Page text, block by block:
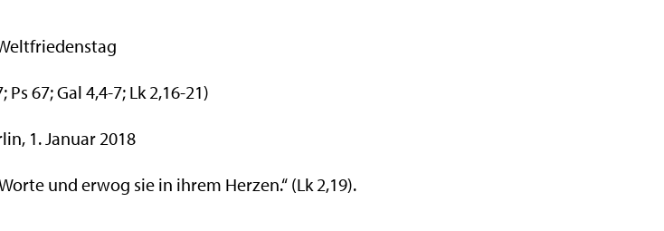
Ps 67; Gal 4,4-7; Lk 2,16-21)
1. Januar 2018
und erwog sie in ihrem Herzen.“ (Lk 2,19).